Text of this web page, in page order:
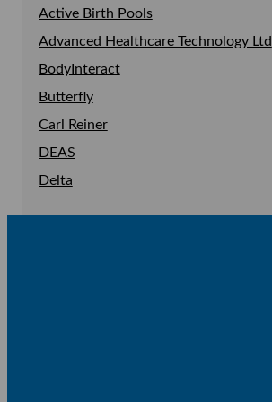
Operationslampor
Pendlar
Ambulansbår
Defibrillator
Sug
Se allt i Simulering
Bronkoskopisimulator
Luftvägsträning
Active Birth Pools
Advanced Healthcare Technology Ltd
BodyInteract
Butterfly
Carl Reiner
DEAS
Delta